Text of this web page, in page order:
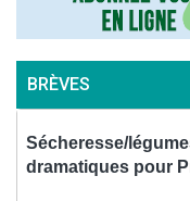
BRÈVES
Sécheresse/
dramatiques pour